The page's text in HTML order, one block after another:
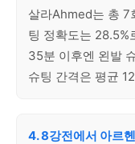
살라Ahmed는 총 7
팅 정확도는 28.5%
35분 이후엔 왼발
슈팅 간격은 평균
4. 8강전에서 아르